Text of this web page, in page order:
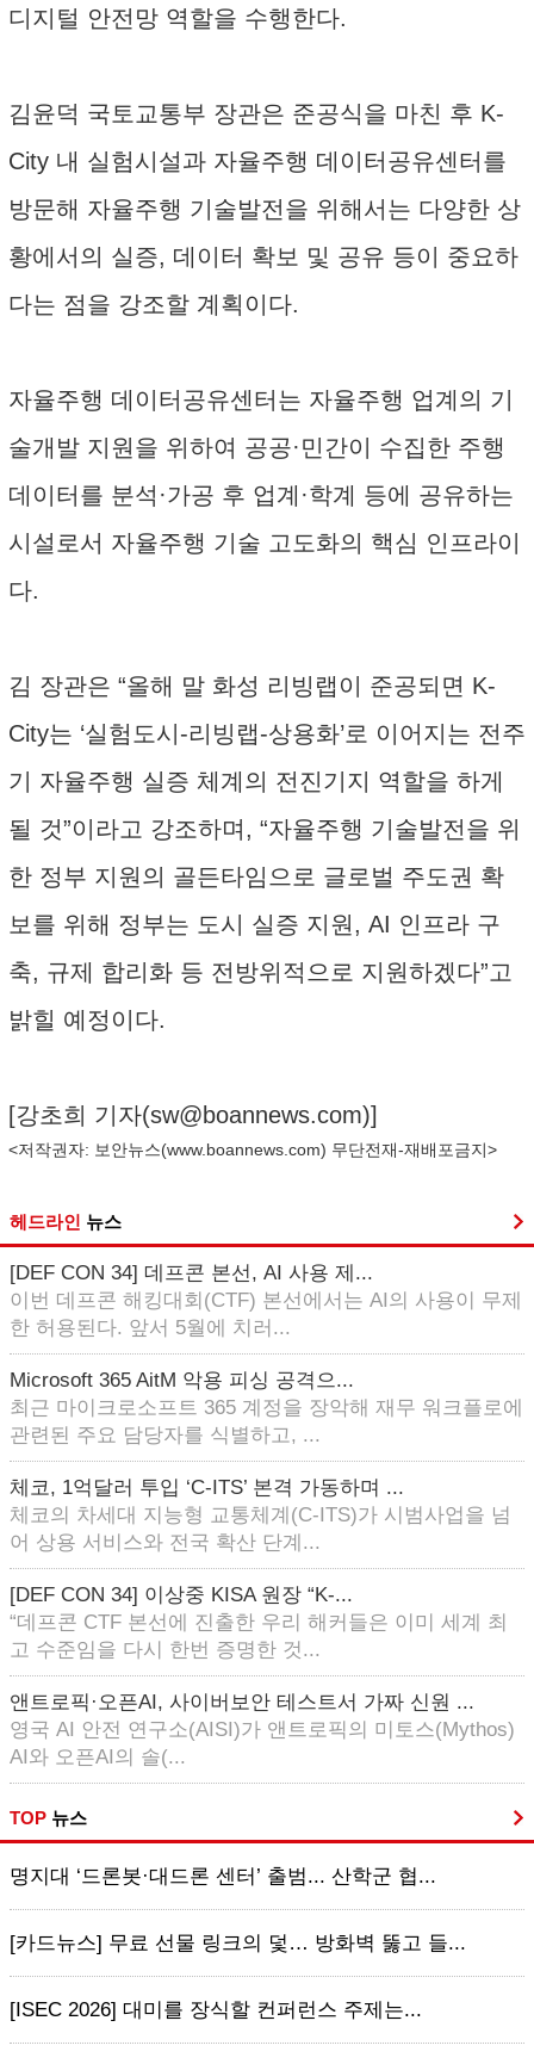
디지털 안전망 역할을 수행한다.
김윤덕 국토교통부 장관은 준공식을 마친 후 K-
City 내 실험시설과 자율주행 데이터공유센터를
방문해 자율주행 기술발전을 위해서는 다양한 상
황에서의 실증, 데이터 확보 및 공유 등이 중요하
다는 점을 강조할 계획이다.
자율주행 데이터공유센터는 자율주행 업계의 기
술개발 지원을 위하여 공공·민간이 수집한 주행
데이터를 분석·가공 후 업계·학계 등에 공유하는
시설로서 자율주행 기술 고도화의 핵심 인프라이
다.
김 장관은 “올해 말 화성 리빙랩이 준공되면 K-
City는 ‘실험도시-리빙랩-상용화’로 이어지는 전주
기 자율주행 실증 체계의 전진기지 역할을 하게
될 것”이라고 강조하며, “자율주행 기술발전을 위
한 정부 지원의 골든타임으로 글로벌 주도권 확
보를 위해 정부는 도시 실증 지원, AI 인프라 구
축, 규제 합리화 등 전방위적으로 지원하겠다”고
밝힐 예정이다.
[강초희 기자(sw@boannews.com)]
<저작권자: 보안뉴스(www.boannews.com) 무단전재-재배포금지>
헤드라인 뉴스
[DEF CON 34] 데프콘 본선, AI 사용 제...
이번 데프콘 해킹대회(CTF) 본선에서는 AI의 사용이 무제
한 허용된다. 앞서 5월에 치러...
Microsoft 365 AitM 악용 피싱 공격으...
최근 마이크로소프트 365 계정을 장악해 재무 워크플로에
관련된 주요 담당자를 식별하고, ...
체코, 1억달러 투입 ‘C-ITS’ 본격 가동하며 ...
체코의 차세대 지능형 교통체계(C-ITS)가 시범사업을 넘
어 상용 서비스와 전국 확산 단계...
[DEF CON 34] 이상중 KISA 원장 “K-...
“데프콘 CTF 본선에 진출한 우리 해커들은 이미 세계 최
고 수준임을 다시 한번 증명한 것...
앤트로픽·오픈AI, 사이버보안 테스트서 가짜 신원 ...
영국 AI 안전 연구소(AISI)가 앤트로픽의 미토스(Mythos)
AI와 오픈AI의 솔(...
TOP 뉴스
명지대 ‘드론봇·대드론 센터’ 출범... 산학군 협...
[카드뉴스] 무료 선물 링크의 덫… 방화벽 뚫고 들...
[ISEC 2026] 대미를 장식할 컨퍼런스 주제는...